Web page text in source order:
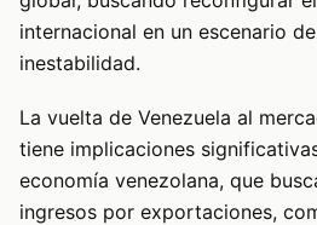
internacional en un escenario
inestabilidad.
La vuelta de Venezuela al
tiene implicaciones
economía venezolana, que
ingresos por exportaciones,